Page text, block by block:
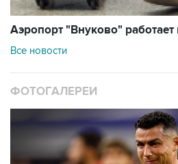
Аэропорт "Внуково"
Все новости
ФОТОГАЛЕРЕИ